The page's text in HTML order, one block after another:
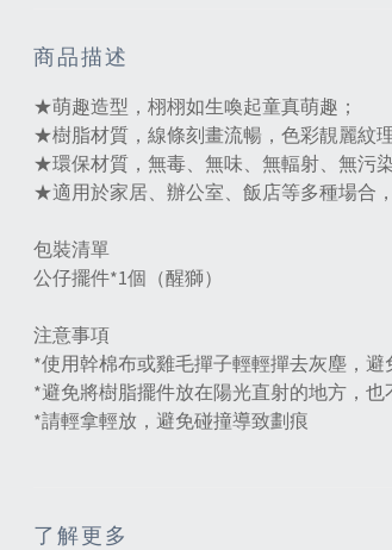
商品描述
★萌趣造型，栩栩如生喚起童真萌趣；
★樹脂材質，線條刻畫流暢，色彩靚麗紋
★環保材質，無毒、無味、無輻射、無污
★適用於家居、辦公室、飯店等多種場合
包裝清單
公仔擺件*1個（醒獅）
注意事項
*使用幹棉布或雞毛撣子輕輕撣去灰塵，避
*避免將樹脂擺件放在陽光直射的地方，
*請輕拿輕放，避免碰撞導致劃痕‌
了解更多